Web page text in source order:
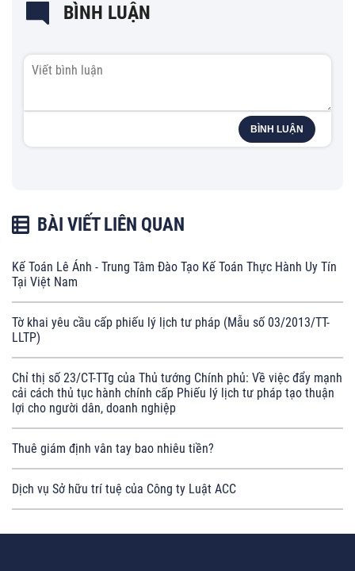
BÌNH LUẬN
BÌNH LUẬN
BÀI VIẾT LIÊN QUAN
Kế Toán Lê Ánh - Trung Tâm Đào Tạo Kế Toán Thực Hành Uy Tín
Tại Việt Nam
Tờ khai yêu cầu cấp phiếu lý lịch tư pháp (Mẫu số 03/2013/TT-
LLTP)
Chỉ thị số 23/CT-TTg của Thủ tướng Chính phủ: Về việc đẩy mạnh
cải cách thủ tục hành chính cấp Phiếu lý lịch tư pháp tạo thuận
lợi cho người dân, doanh nghiệp
Thuê giám định vân tay bao nhiêu tiền?
Dịch vụ Sở hữu trí tuệ của Công ty Luật ACC